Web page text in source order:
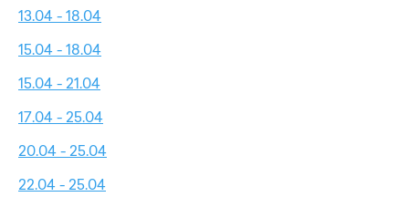
13.04 - 18.04
15.04 - 18.04
15.04 - 21.04
17.04 - 25.04
20.04 - 25.04
22.04 - 25.04